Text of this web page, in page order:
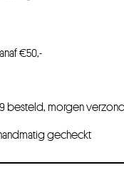
€50,-
besteld, morgen
gecheckt